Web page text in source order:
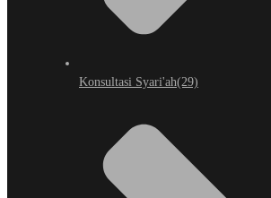
Konsultasi Syari'ah(29)